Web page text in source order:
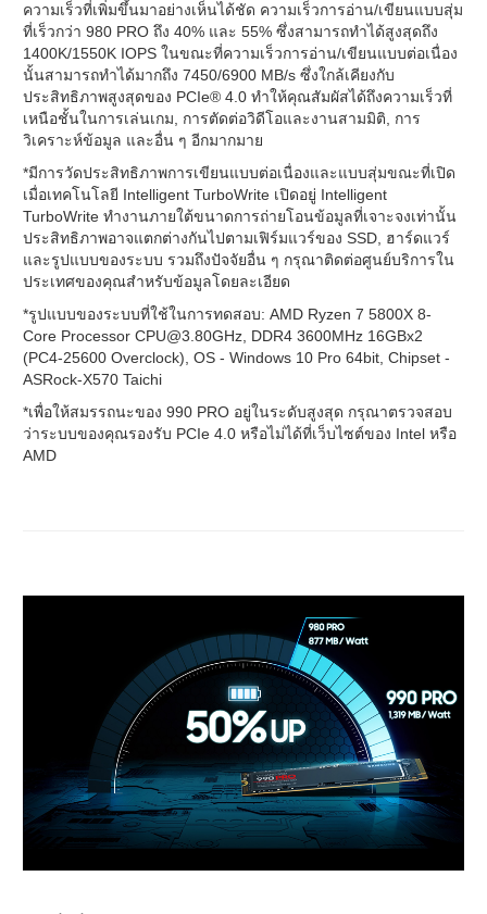
ความเร็วที่เพิ่มขึ้นมาอย่างเห็นได้ชัด ความเร็วการอ่าน/เขียนแบบสุ่ม
ที่เร็วกว่า 980 PRO ถึง 40% และ 55% ซึ่งสามารถทำได้สูงสุดถึง
1400K/1550K IOPS ในขณะที่ความเร็วการอ่าน/เขียนแบบต่อเนื่อง
นั้นสามารถทำได้มากถึง 7450/6900 MB/s ซึ่งใกล้เคียงกับ
ประสิทธิภาพสูงสุดของ PCIe® 4.0 ทำให้คุณสัมผัสได้ถึงความเร็วที่
เหนือชั้นในการเล่นเกม, การตัดต่อวิดีโอและงานสามมิติ, การ
วิเคราะห์ข้อมูล และอื่น ๆ อีกมากมาย
*มีการวัดประสิทธิภาพการเขียนแบบต่อเนื่องและแบบสุ่มขณะที่เปิด
เมื่อเทคโนโลยี Intelligent TurboWrite เปิดอยู่ Intelligent
TurboWrite ทำงานภายใต้ขนาดการถ่ายโอนข้อมูลที่เจาะจงเท่านั้น
ประสิทธิภาพอาจแตกต่างกันไปตามเฟิร์มแวร์ของ SSD, ฮาร์ดแวร์
และรูปแบบของระบบ รวมถึงปัจจัยอื่น ๆ กรุณาติดต่อศูนย์บริการใน
ประเทศของคุณสำหรับข้อมูลโดยละเอียด
*รูปแบบของระบบที่ใช้ในการทดสอบ: AMD Ryzen 7 5800X 8-
Core Processor CPU@3.80GHz , DDR4 3600MHz 16GBx2
(PC4-25600 Overclock), OS - Windows 10 Pro 64bit, Chipset -
ASRock-X570 Taichi
*เพื่อให้สมรรถนะของ 990 PRO อยู่ในระดับสูงสุด กรุณาตรวจสอบ
ว่าระบบของคุณรองรับ PCIe 4.0 หรือไม่ได้ที่เว็บไซต์ของ Intel หรือ
AMD